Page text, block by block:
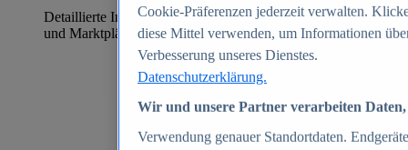
Detaillierte Informationen zu mehr als 39.000 Online-Shops
und Marktplätzen
Cookie-Präferenzen jederzeit verwalten.
diese Mittel verwenden, um Informationen
Verbesserung unseres Dienstes.
Datenschutzerklärung.
Wir und unsere Partner verarbeiten
Verwendung genauer Standortdaten.